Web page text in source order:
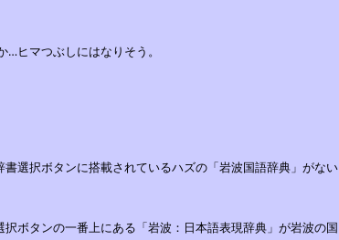
ヒマつぶしにはなりそう。
選択ボタンに搭載されているハズの「岩波国語辞典」がない
ボタンの一番上にある「岩波：日本語表現辞典」が岩波の国